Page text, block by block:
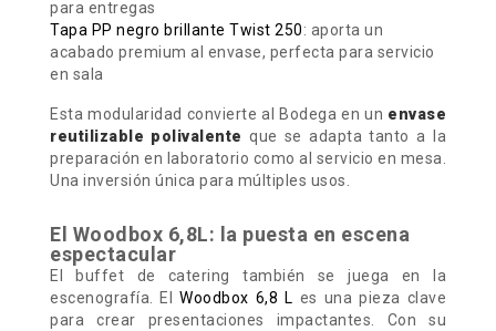
para entregas
Tapa PP negro brillante Twist 250: aporta un
acabado premium al envase, perfecta para servicio
en sala
Esta modularidad convierte al Bodega en un envase
reutilizable polivalente que se adapta tanto a la
preparación en laboratorio como al servicio en mesa.
Una inversión única para múltiples usos.
El Woodbox 6,8L: la puesta en escena
espectacular
El buffet de catering también se juega en la
escenografía. ElWoodbox 6,8 L es una pieza clave
para crear presentaciones impactantes. Con su